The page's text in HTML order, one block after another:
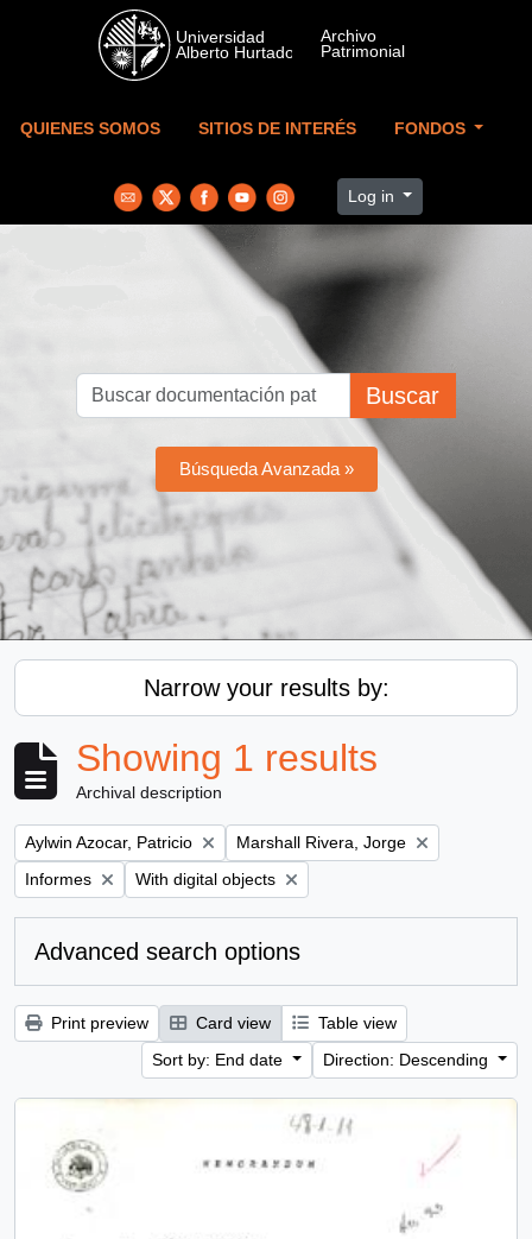
Skip to main content
QUIENES SOMOS SITIOS DE INTERÉS FONDOS
Log in
Buscar
Búsqueda Avanzada »
Narrow your results by:
Showing 1 results
Archival description
Remove filter:
Aylwin Azocar, Patricio Remove filter:
Marshall Rivera, Jorge
Remove filter:
Informes Remove filter:
With digital objects
Advanced search options
Print preview Card view
Table view
Sort by: End date
Direction: Descending